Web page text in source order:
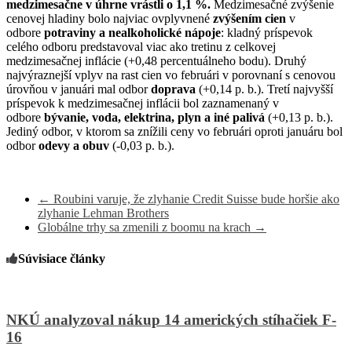
medzimesačne v úhrne vrástli o 1,1 %. Medzimesačné zvýšenie
cenovej hladiny bolo najviac ovplyvnené zvýšením cien v
odbore potraviny a nealkoholické nápoje: kladný príspevok
celého odboru predstavoval viac ako tretinu z celkovej
medzimesačnej inflácie (+0,48 percentuálneho bodu). Druhý
najvýraznejší vplyv na rast cien vo februári v porovnaní s cenovou
úrovňou v januári mal odbordoprava (+0,14 p. b.). Tretí najvyšší
príspevok k medzimesačnej inflácii bol zaznamenaný v
odbore bývanie, voda, elektrina, plyn a iné palivá (+0,13 p. b.).
Jediný odbor, v ktorom sa znížili ceny vo februári oproti januáru bol
odborodevy a obuv (-0,03 p. b.).
← Roubini varuje, že zlyhanie Credit Suisse bude horšie ako
zlyhanie Lehman Brothers
Globálne trhy sa zmenili z boomu na krach →
Súvisiace články
NKÚ analyzoval nákup 14 amerických stíhačiek F-
16